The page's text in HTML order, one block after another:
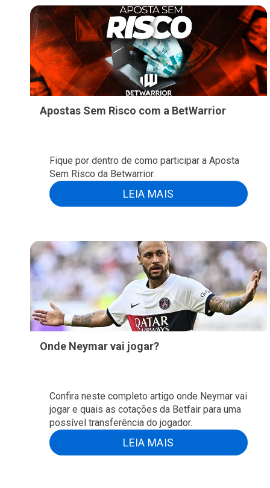
Apostas Sem Risco com a BetWarrior
Fique por dentro de como participar a Aposta
Sem Risco da Betwarrior.
LEIA MAIS
Onde Neymar vai jogar?
Confira neste completo artigo onde Neymar vai
jogar e quais as cotações da Betfair para uma
possível transferência do jogador.
LEIA MAIS